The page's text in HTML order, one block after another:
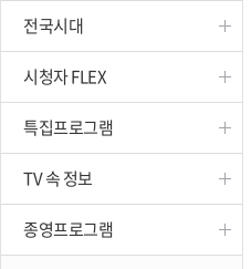
전국시대
시청자 FLEX
특집프로그램
TV 속 정보
종영프로그램